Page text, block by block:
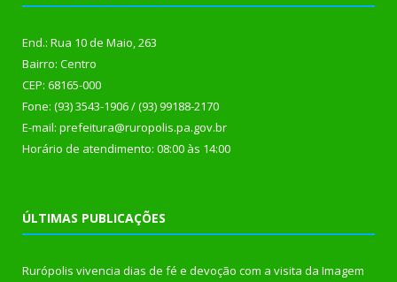
End.: Rua 10 de Maio, 263
Bairro: Centro
CEP: 68165-000
Fone: (93) 3543-1906 / (93) 99188-2170
E-mail: prefeitura@ruropolis.pa.gov.br
Horário de atendimento: 08:00 às 14:00
ÚLTIMAS PUBLICAÇÕES
Rurópolis vivencia dias de fé e devoção com a visita da Imagem